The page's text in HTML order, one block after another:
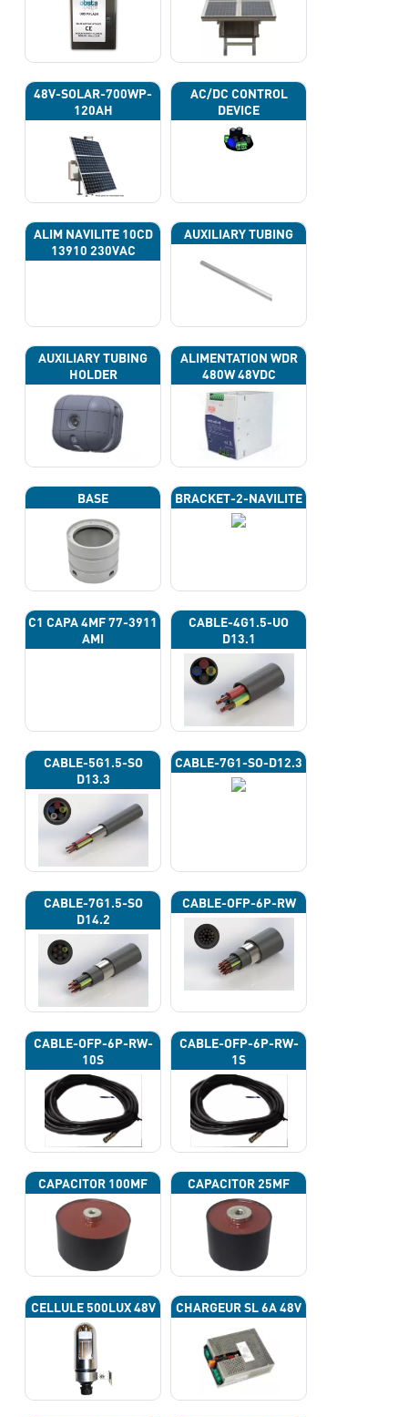
48V-SOLAR-700WP-
120AH
AC/DC CONTROL
DEVICE
ALIM NAVILITE 10CD
13910 230VAC
AUXILIARY TUBING
AUXILIARY TUBING
HOLDER
ALIMENTATION WDR
480W 48VDC
BASE BRACKET-2-NAVILITE
C1 CAPA 4ΜF 77-3911
AMI
CABLE-4G1.5-UO
D13.1
CABLE-5G1.5-SO
D13.3
CABLE-7G1-SO-D12.3
CABLE-7G1.5-SO
D14.2
CABLE-OFP-6P-RW
CABLE-OFP-6P-RW-
10S
CABLE-OFP-6P-RW-
1S
CAPACITOR 100ΜF CAPACITOR 25ΜF
CELLULE 500LUX 48V CHARGEUR SL 6A 48V